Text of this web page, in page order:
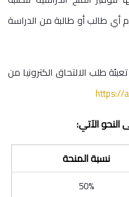
أي طالب أو طالبة من الدراسة
طلب الالتحاق الكترونيا من
https://
الآتي:
نسبة المنحة
50%